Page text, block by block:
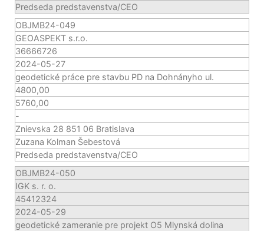
Predseda predstavenstva/CEO
OBJMB24-049
GEOASPEKT s.r.o.
36666726
2024-05-27
geodetické práce pre stavbu PD na Dohnányho ul.
4800,00
5760,00
-
Znievska 28 851 06 Bratislava
Zuzana Kolman Šebestová
Predseda predstavenstva/CEO
OBJMB24-050
IGK s. r. o.
45412324
2024-05-29
geodetické zameranie pre projekt O5 Mlynská dolina